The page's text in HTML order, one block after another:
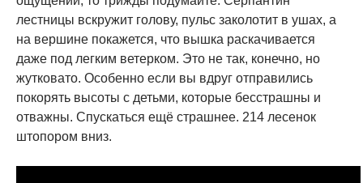
лестницы вскружит голову, пульс заколотит в ушах, а
на вершине покажется, что вышка раскачивается
даже под легким ветерком. Это не так, конечно, но
жутковато. Особенно если вы вдруг отправились
покорять высоты с детьми, которые бесстрашны и
отважны. Спускаться ещё страшнее. 214 лесенок
штопором вниз.